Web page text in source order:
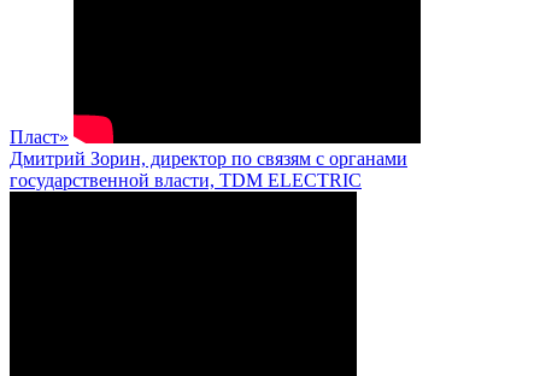
Пласт»
Дмитрий Зорин, директор по связям с органами
государственной власти, TDM ELECTRIC